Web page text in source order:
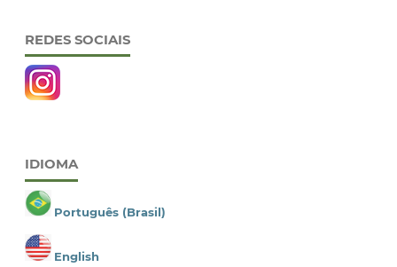
REDES SOCIAIS
IDIOMA
Português (Brasil)
English